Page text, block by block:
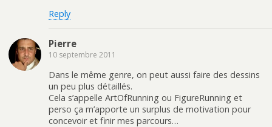
Reply
Pierre
10 septembre 2011
Dans le même genre, on peut aussi faire des dessins
un peu plus détaillés.
Cela s’appelle ArtOfRunning ou FigureRunning et
perso ça m’apporte un surplus de motivation pour
concevoir et finir mes parcours…